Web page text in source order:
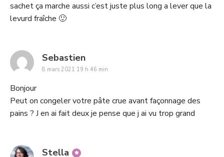
sachet ça marche aussi c’est juste plus long a lever que la
levurd fraîche 🙂
Sebastiensays:
8 mars 2021 19 h 46 min
Bonjour
Peut on congeler votre pâte crue avant façonnage des
pains ? J en ai fait deux je pense que j ai vu trop grand
Stella says: